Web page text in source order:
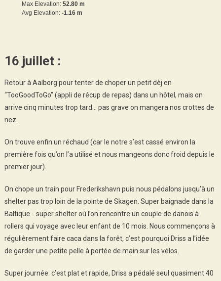
Max Elevation: 52.80 m
Avg Elevation: -1.16 m
16 juillet :
Retour à Aalborg pour tenter de choper un petit dèj en
“TooGoodToGo” (appli de récup de repas) dans un hôtel, mais on
arrive cinq minutes trop tard… pas grave on mangera nos crottes de
nez.
On trouve enfin un réchaud (car le notre s’est cassé environ la
première fois qu’on l’a utilisé et nous mangeons donc froid depuis le
premier jour).
On chope un train pour Frederikshavn puis nous pédalons jusqu’à un
shelter pas trop loin de la pointe de Skagen. Super baignade dans la
Baltique… super shelter où l’on rencontre un couple de danois à
rollers qui voyage avec leur enfant de 10 mois. Nous commençons à
régulièrement faire caca dans la forêt, c’est pourquoi Driss a l’idée
de garder une petite pelle à portée de main sur les vélos.
Super journée: c’est plat et rapide, Driss a pédalé seul quasiment 40